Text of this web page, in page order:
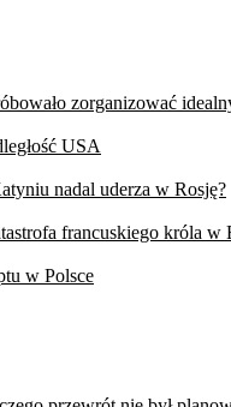
zorganizować
USA
nadal uderza w Rosję?
francuskiego króla w
w Polsce